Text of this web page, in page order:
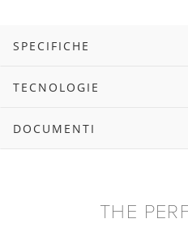
SPECIFICHE
TECNOLOGIE
DOCUMENTI
THE